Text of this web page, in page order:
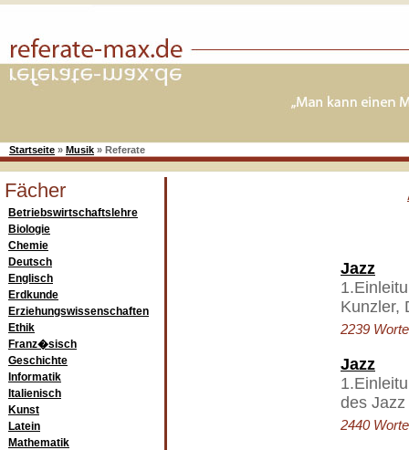
Startseite » Musik » Referate
Fächer
Betriebswirtschaftslehre
Biologie
Chemie
Deutsch
Englisch
Erdkunde
Erziehungswissenschaften
Ethik
Franz�sisch
Geschichte
Informatik
Italienisch
Kunst
Latein
Mathematik
Jazz
Kunzler,
2239
Jazz
des
2440